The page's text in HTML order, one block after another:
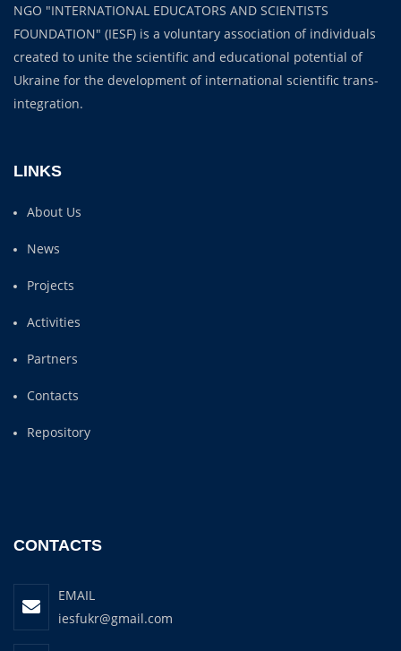
NGO "INTERNATIONAL EDUCATORS AND SCIENTISTS
FOUNDATION" (IESF) is a voluntary association of individuals
created to unite the scientific and educational potential of
Ukraine for the development of international scientific trans-
integration.
LINKS
About Us
News
Projects
Activities
Partners
Contacts
Repository
CONTACTS
EMAIL
iesfukr@gmail.com